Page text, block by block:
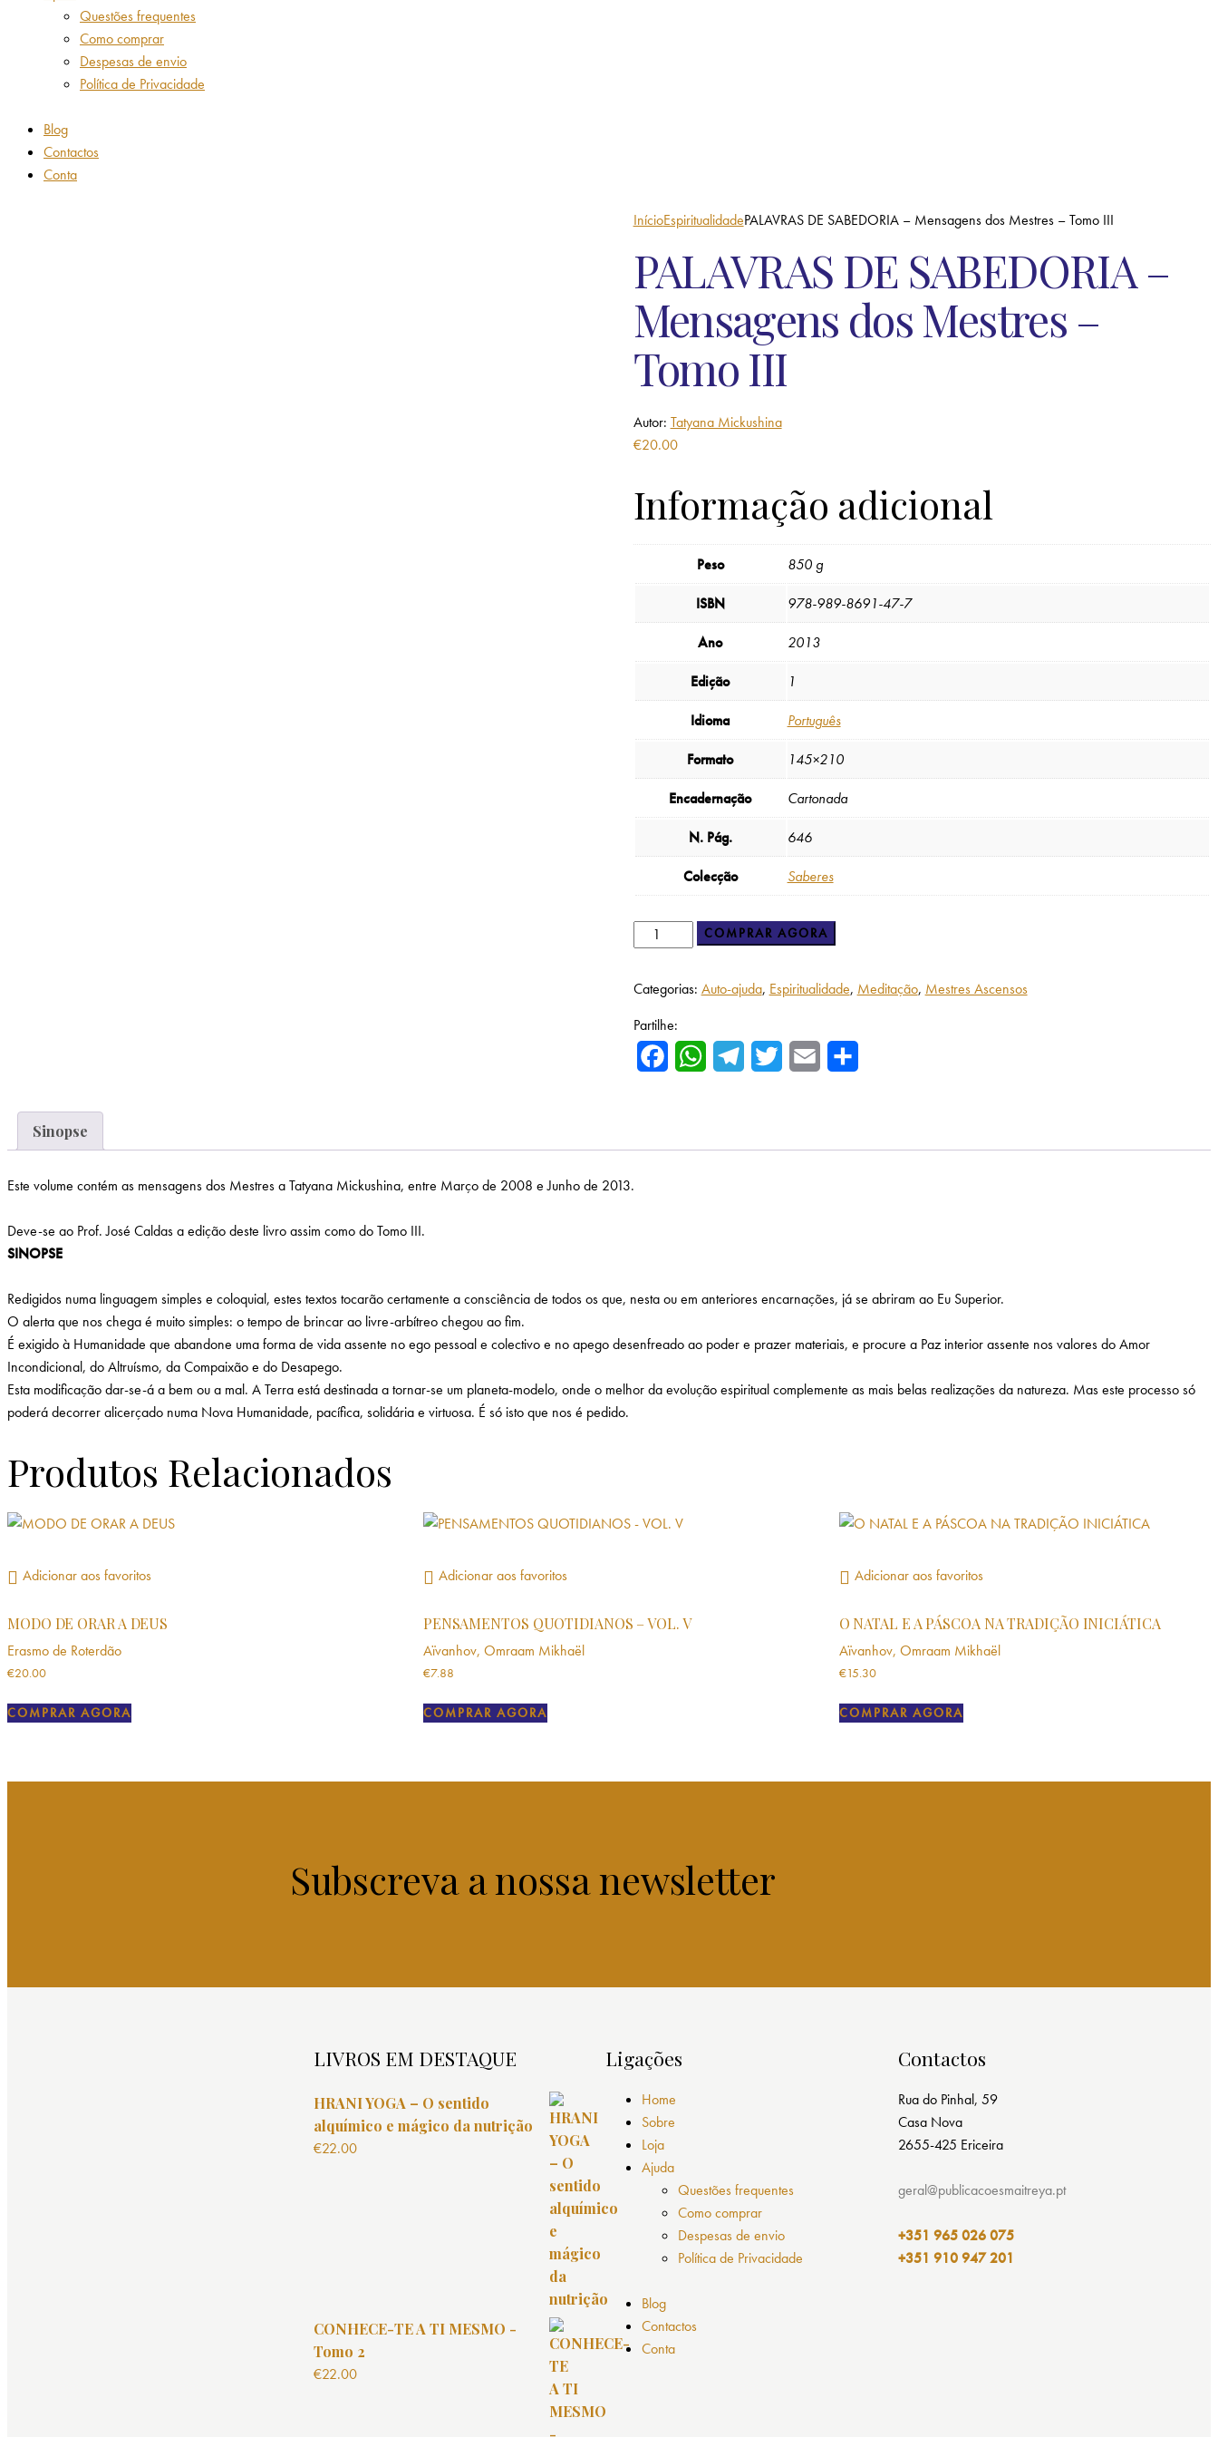
Questões frequentes
Como comprar
Despesas de envio
Política de Privacidade
Blog
Contactos
Conta
InícioEspiritualidadePALAVRAS DE SABEDORIA – Mensagens dos Mestres – Tomo III
PALAVRAS DE SABEDORIA –
Mensagens dos Mestres –
Tomo III
Autor: Tatyana Mickushina
€20.00
Informação adicional
Peso 850 g
ISBN 978-989-8691-47-7
Ano 2013
Edição 1
Idioma Português
Formato 145×210
Encadernação Cartonada
N. Pág. 646
Colecção Saberes
COMPRAR AGORA
Categorias: Auto-ajuda, Espiritualidade, Meditação, Mestres Ascensos
Partilhe:
FacebookWhatsAppTelegramTwitter Email
Sinopse
Este volume contém as mensagens dos Mestres a Tatyana Mickushina, entre Março de 2008 e Junho de 2013.
Deve-se ao Prof. José Caldas a edição deste livro assim como do Tomo III.
SINOPSE
Redigidos numa linguagem simples e coloquial, estes textos tocarão certamente a consciência de todos os que, nesta ou em anteriores encarnações, já se abriram ao Eu Superior.
O alerta que nos chega é muito simples: o tempo de brincar ao livre-arbítreo chegou ao fim.
É exigido à Humanidade que abandone uma forma de vida assente no ego pessoal e colectivo e no apego desenfreado ao poder e prazer materiais, e procure a Paz interior assente nos valores do Amor
Incondicional, do Altruísmo, da Compaixão e do Desapego.
Esta modificação dar-se-á a bem ou a mal. A Terra está destinada a tornar-se um planeta-modelo, onde o melhor da evolução espiritual complemente as mais belas realizações da natureza. Mas este processo só
poderá decorrer alicerçado numa Nova Humanidade, pacífica, solidária e virtuosa. É só isto que nos é pedido.
Produtos Relacionados
Adicionar aos favoritos
MODO DE ORAR A DEUS
Erasmo de Roterdão
€20.00
COMPRAR AGORA
Adicionar aos favoritos
PENSAMENTOS QUOTIDIANOS – VOL. V
Aïvanhov, Omraam Mikhaël
€7.88
COMPRAR AGORA
Adicionar aos favoritos
O NATAL E A PÁSCOA NA TRADIÇÃO INICIÁTICA
Aïvanhov, Omraam Mikhaël
€15.30
COMPRAR AGORA
Subscreva a nossa newsletter
LIVROS EM DESTAQUE
HRANI YOGA – O sentido
alquímico e mágico da nutrição
€22.00
CONHECE-TE A TI MESMO -
Tomo 2
€22.00
Ligações
Home
Sobre
Loja
Ajuda
Questões frequentes
Como comprar
Despesas de envio
Política de Privacidade
Blog
Contactos
Conta
Contactos
Rua do Pinhal, 59
Casa Nova
2655-425 Ericeira
geral@publicacoesmaitreya.pt
+351 965 026 075
+351 910 947 201